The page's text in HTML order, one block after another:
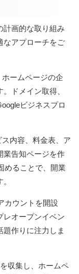
計画的な取り組み
なアプローチをご
ームページの企
ドメイン取得、
ビジネスプロ
ス内容、料金表、ア
業告知ページを作
めることで、開業
カウントを開設
レオープンイベン
題作りに注力しま
収集し、ホームペ